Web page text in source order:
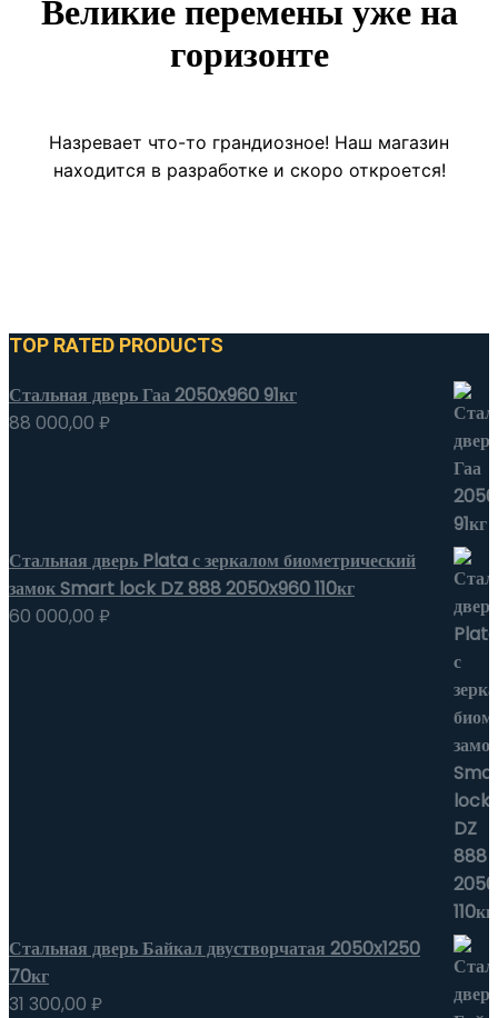
Великие перемены уже на
горизонте
Назревает что-то грандиозное! Наш магазин
находится в разработке и скоро откроется!
TOP RATED PRODUCTS
Стальная дверь Гаа 2050x960 91кг
88 000,00 ₽
Стальная дверь Plata с зеркалом биометрический
замок Smart lock DZ 888 2050x960 110кг
60 000,00 ₽
Стальная дверь Байкал двустворчатая 2050x1250
70кг
31 300,00 ₽